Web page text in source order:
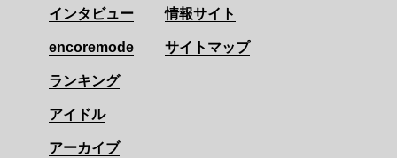
インタビュー
encoremode
ランキング
アイドル
アーカイブ
情報サイト
サイトマップ